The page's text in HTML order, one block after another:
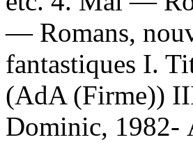
— Romans,
fantastiques I.
(AdA (Firme))
Dominic, 1982-